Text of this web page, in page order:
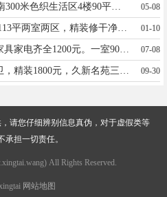
个人：⭐️⭐️⭐️出租五一桥南300米色织生活区4楼90平三室一厅一卫南北通透干净整洁电话18132935362⭐️є 05-08
永康城市花园25/26层，113平两室两区，精装修干净全套家具电器拎包入住月租1800元18331938966 01-10
顺德鑫苑两室两厅一卫家具家电齐全1200元。一室900元。龙城仕家四室两厅两卫空房适合办公拆迁户15227360033 07-08
09-30
请您仔细辨别信息真伪，对于虚假类等
担一切责任。
All Rights Reserved.
网站地图